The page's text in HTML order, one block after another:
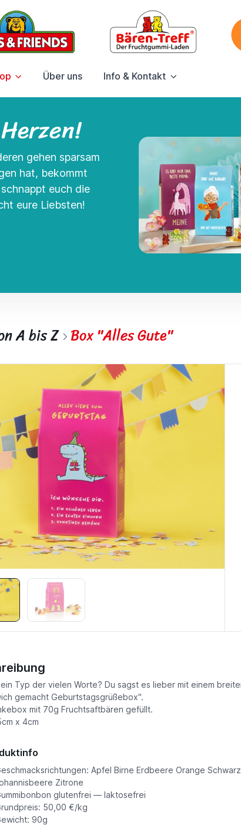
Über uns Info & Kontakt
gehen sparsam
hat, bekommt
euch die
eure Liebsten!
A bis Z Box "Alles Gute"
Typ der vielen Worte? Du sagst es lieber mit einem
gemacht Geburtstagsgrüßebox".
mit 70g Fruchtsaftbären gefüllt.
x 4cm
Apfel Birne Erdbeere Orange
Zitrone
glutenfrei — laktosefrei
50,00 €/kg
90g